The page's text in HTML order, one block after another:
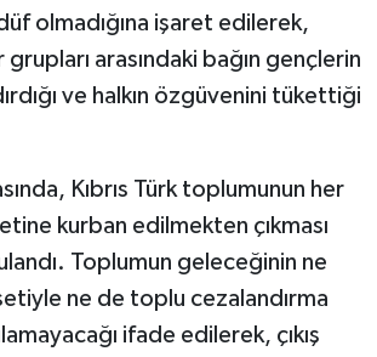
olmadığına işaret edilerek,
grupları arasındaki bağın gençlerin
ve halkın özgüvenini tükettiği
Kıbrıs Türk toplumunun her
kurban edilmekten çıkması
Toplumun geleceğinin ne
ne de toplu cezalandırma
ifade edilerek, çıkış